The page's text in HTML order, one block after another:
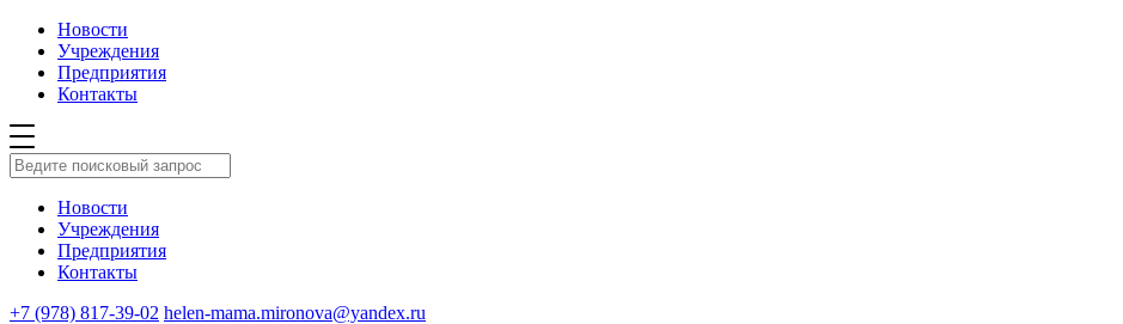
Новости
Учреждения
Предприятия
Контакты
Новости
Учреждения
Предприятия
Контакты
+7 (978) 817-39-02 helen-mama.mironova@yandex.ru